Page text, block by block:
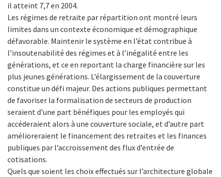
il atteint 7,7 en 2004.
Les régimes de retraite par répartition ont montré leurs
limites dans un contexte économique et démographique
défavorable. Maintenir le système en l’état contribue à
l’insoutenabilité des régimes et à l’inégalité entre les
générations, et ce en reportant la charge financière sur les
plus jeunes générations. L’élargissement de la couverture
constitue un défi majeur. Des actions publiques permettant
de favoriser la formalisation de secteurs de production
seraient d’une part bénéfiques pour les employés qui
accéderaient alors à une couverture sociale, et d’autre part
amélioreraient le financement des retraites et les finances
publiques par l’accroissement des flux d’entrée de
cotisations.
Quels que soient les choix effectués sur l’architecture globale